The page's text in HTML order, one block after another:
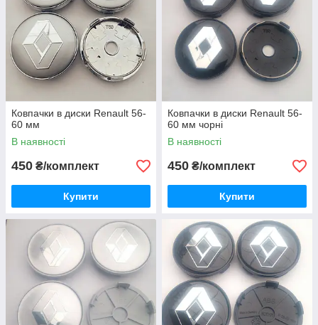
Ковпачки в диски Renault 56-
60 мм
В наявності
450 ₴/комплект
Купити
Ковпачки в диски Renault 56-
60 мм чорні
В наявності
450 ₴/комплект
Купити